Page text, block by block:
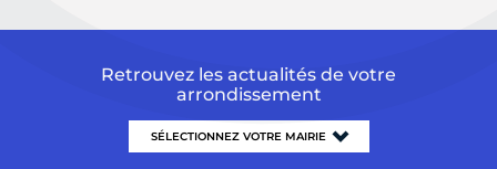
Retrouvez les actualités de votre
arrondissement